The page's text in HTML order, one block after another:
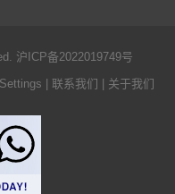
沪ICP备2022019749号
联系我们 关于我们